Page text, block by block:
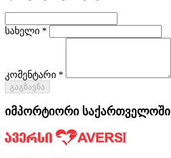
სახელი *
კომენტარი *
გაგზავნა
იმპორტიორი საქართველოში